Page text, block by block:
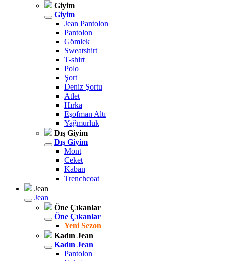
Giyim
Giyim
Jean Pantolon
Pantolon
Gömlek
Sweatshirt
T-shirt
Polo
Şort
Deniz Şortu
Atlet
Hırka
Eşofman Altı
Yağmurluk
Dış Giyim
Dış Giyim
Mont
Ceket
Kaban
Trenchcoat
Jean
Jean
Öne Çıkanlar
Öne Çıkanlar
Yeni Sezon
Kadın Jean
Kadın Jean
Pantolon